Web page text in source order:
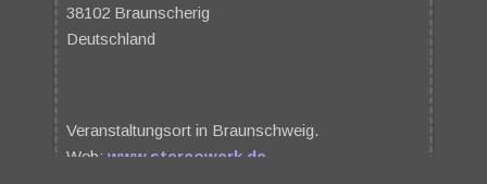
38102 Braunscherig
Deutschland
Veranstaltungsort in Braunschweig.
Web: www.stereowerk.de